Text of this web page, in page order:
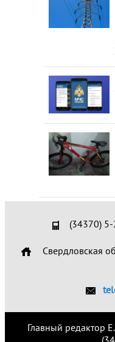
(34370)
Свердловская
Главный редактор